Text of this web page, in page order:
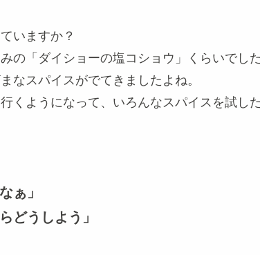
いますか？
の「ダイショーの塩コショウ」くらいでした
なスパイスがでてきましたよね。
くようになって、いろんなスパイスを試し
ぁ」
どうしよう」